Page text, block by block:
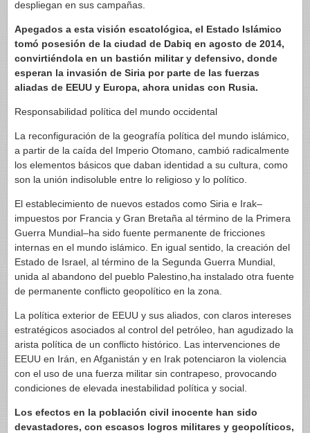
despliegan en sus campañas.
Apegados a esta visión escatológica, el Estado Islámico
tomó posesión de la ciudad de Dabiq en agosto de 2014,
convirtiéndola en un bastión militar y defensivo, donde
esperan la invasión de Siria por parte de las fuerzas
aliadas de EEUU y Europa, ahora unidas con Rusia.
Responsabilidad política del mundo occidental
La reconfiguración de la geografía política del mundo islámico,
a partir de la caída del Imperio Otomano, cambió radicalmente
los elementos básicos que daban identidad a su cultura, como
son la unión indisoluble entre lo religioso y lo político.
El establecimiento de nuevos estados como Siria e Irak–
impuestos por Francia y Gran Bretaña al término de la Primera
Guerra Mundial–ha sido fuente permanente de fricciones
internas en el mundo islámico. En igual sentido, la creación del
Estado de Israel, al término de la Segunda Guerra Mundial,
unida al abandono del pueblo Palestino,ha instalado otra fuente
de permanente conflicto geopolítico en la zona.
La política exterior de EEUU y sus aliados, con claros intereses
estratégicos asociados al control del petróleo, han agudizado la
arista política de un conflicto histórico. Las intervenciones de
EEUU en Irán, en Afganistán y en Irak potenciaron la violencia
con el uso de una fuerza militar sin contrapeso, provocando
condiciones de elevada inestabilidad política y social.
Los efectos en la población civil inocente han sido
devastadores, con escasos logros militares y geopolíticos,